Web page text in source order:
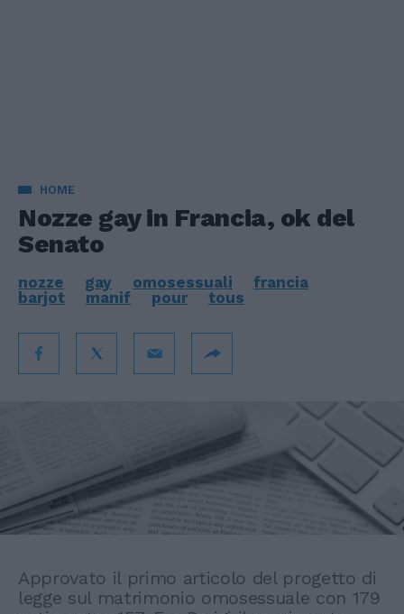
HOME
Nozze gay in Francia, ok del
Senato
nozze gay omosessuali
francia
barjot
manif pour tous
Approvato il primo articolo del progetto di
legge sul matrimonio omosessuale con 179